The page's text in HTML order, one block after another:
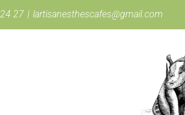
27 | lartisanesthescafes@gmail.com